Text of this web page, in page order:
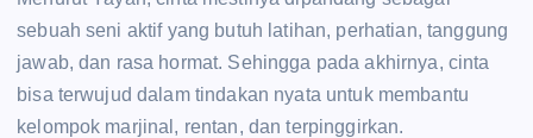
sebuah seni aktif yang butuh latihan, perhatian, tanggung
jawab, dan rasa hormat. Sehingga pada akhirnya, cinta
bisa terwujud dalam tindakan nyata untuk membantu
kelompok marjinal, rentan, dan terpinggirkan.